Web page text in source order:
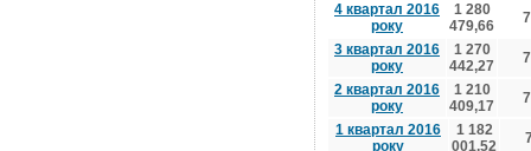
4 квартал 2016
року
1 280
479,66
3 квартал 2016
року
1 270
442,27
2 квартал 2016
року
1 210
409,17
1 квартал 2016
року
1 182
001,52